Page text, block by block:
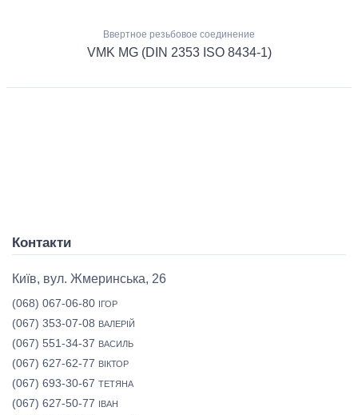
Ввертное резьбовое соединение
VMK MG (DIN 2353 ISO 8434-1)
Контакти
Київ, вул. Жмеринська, 26
(068) 067-06-80 ІГОР
(067) 353-07-08 ВАЛЕРІЙ
(067) 551-34-37 ВАСИЛЬ
(067) 627-62-77 ВІКТОР
(067) 693-30-67 ТЕТЯНА
(067) 627-50-77 ІВАН